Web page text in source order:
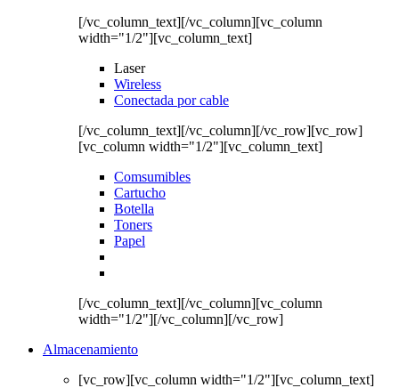
[/vc_column_text][/vc_column][vc_column
width="1/2"][vc_column_text]
Laser
Wireless
Conectada por cable
[/vc_column_text][/vc_column][/vc_row][vc_row]
[vc_column width="1/2"][vc_column_text]
Comsumibles
Cartucho
Botella
Toners
Papel
[/vc_column_text][/vc_column][vc_column
width="1/2"][/vc_column][/vc_row]
Almacenamiento
[vc_row][vc_column width="1/2"][vc_column_text]